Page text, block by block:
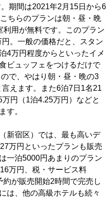
期間は2021年2月15日から6
ちらのプランは朝・昼・晩
用が無料です。このプラン
。一般の価格だと、スタン
4万円程度からといったイメ
ビュッフェをつけるだけで
で、やはり朝・昼・晩の3
えます。また6泊7日1名21
円（1泊4.25万円）などと
す。
新宿区）では、最も高いデ
万円といったプランも販売
一泊5000円あまりのプラン
万円、税・サービス料
が販売開始2時間で完売し
は、他の高級ホテルも続々